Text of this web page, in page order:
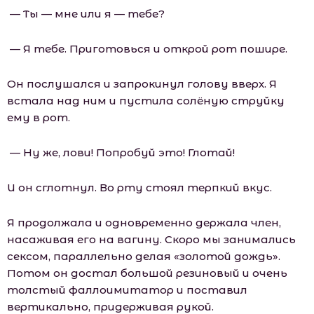
— Ты — мне или я — тебе?
— Я тебе. Приготовься и открой рот пошире.
Он послушался и запрокинул голову вверх. Я
встала над ним и пустила солёную струйку
ему в рот.
— Ну же, лови! Попробуй это! Глотай!
И он сглотнул. Во рту стоял терпкий вкус.
Я продолжала и одновременно держала член,
насаживая его на вагину. Скоро мы занимались
сексом, параллельно делая «золотой дождь».
Потом он достал большой резиновый и очень
толстый фаллоимитатор и поставил
вертикально, придерживая рукой.